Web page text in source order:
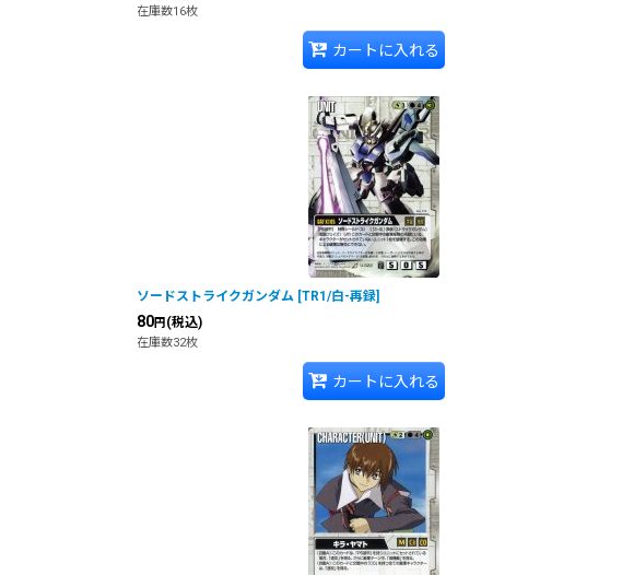
在庫数16枚
カートに入れる
ソードストライクガンダム [TR1/白-再録]
80円 (税込)
在庫数32枚
カートに入れる